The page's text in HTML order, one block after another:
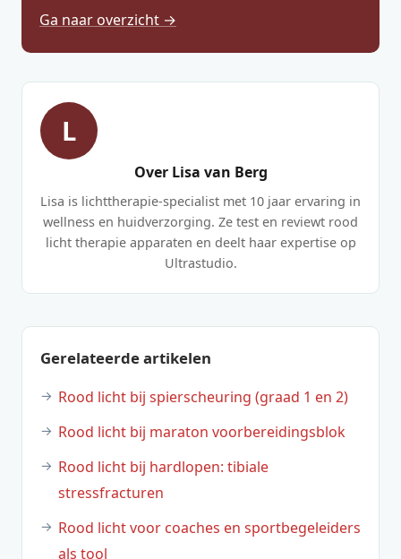
Ga naar overzicht →
L
Over Lisa van Berg
Lisa is lichttherapie-specialist met 10 jaar ervaring in
wellness en huidverzorging. Ze test en reviewt rood
licht therapie apparaten en deelt haar expertise op
Ultrastudio.
Gerelateerde artikelen
Rood licht bij spierscheuring (graad 1 en 2)
Rood licht bij maraton voorbereidingsblok
Rood licht bij hardlopen: tibiale
stressfracturen
Rood licht voor coaches en sportbegeleiders
als tool